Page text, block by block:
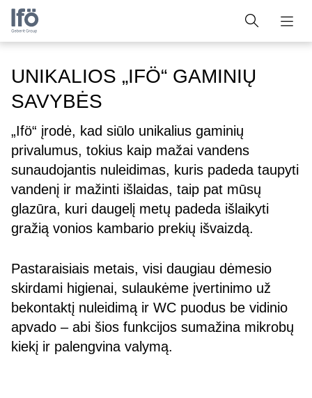
UNIKALIOS „IFÖ“ GAMINIŲ
SAVYBĖS
„Ifö“ įrodė, kad siūlo unikalius gaminių
privalumus, tokius kaip mažai vandens
sunaudojantis nuleidimas, kuris padeda taupyti
vandenį ir mažinti išlaidas, taip pat mūsų
glazūra, kuri daugelį metų padeda išlaikyti
gražią vonios kambario prekių išvaizdą.
Pastaraisiais metais, visi daugiau dėmesio
skirdami higienai, sulaukėme įvertinimo už
bekontaktį nuleidimą ir WC puodus be vidinio
apvado – abi šios funkcijos sumažina mikrobų
kiekį ir palengvina valymą.